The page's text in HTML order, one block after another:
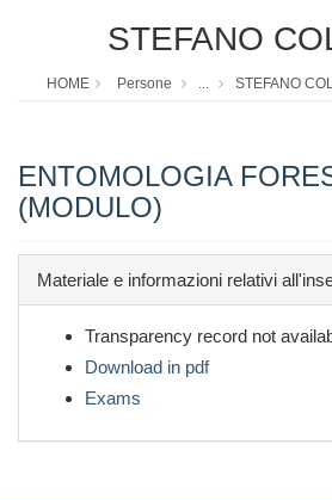
STEFANO
HOME Persone ... STEFANO
ENTOMOLOGIA
(MODULO)
Materiale e informazioni relativi
Transparency record not
Download in pdf
Exams